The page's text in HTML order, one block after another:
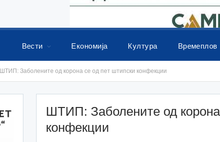
Вести Економија Култура Времеплов
ШТИП: Заболените од корона се од пет штипски конфекции
ШТИП: Заболените од
конфекции